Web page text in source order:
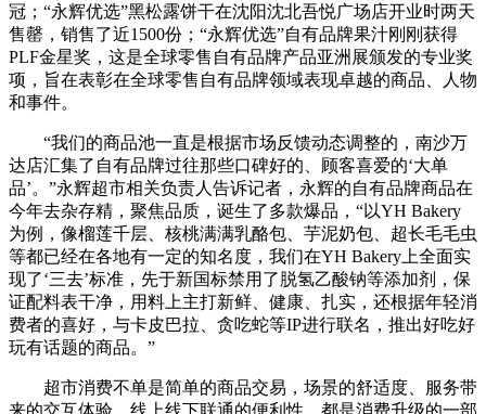
冠；“永辉优选”黑松露饼干在沈阳沈北吾悦广场店开业时两天
售罄，销售了近1500份；“永辉优选”自有品牌果汁刚刚获得
PLF金星奖，这是全球零售自有品牌产品亚洲展颁发的专业奖
项，旨在表彰在全球零售自有品牌领域表现卓越的商品、人物
和事件。
“我们的商品池一直是根据市场反馈动态调整的，南沙万
达店汇集了自有品牌过往那些口碑好的、顾客喜爱的‘大单
品’。”永辉超市相关负责人告诉记者，永辉的自有品牌商品在
今年去杂存精，聚焦品质，诞生了多款爆品，“以YH Bakery
为例，像榴莲千层、核桃满满乳酪包、芋泥奶包、超长毛毛虫
等都已经在各地有一定的知名度，我们在YH Bakery上全面实
现了‘三去’标准，先于新国标禁用了脱氢乙酸钠等添加剂，保
证配料表干净，用料上主打新鲜、健康、扎实，还根据年轻消
费者的喜好，与卡皮巴拉、贪吃蛇等IP进行联名，推出好吃好
玩有话题的商品。”
超市消费不单是简单的商品交易，场景的舒适度、服务带